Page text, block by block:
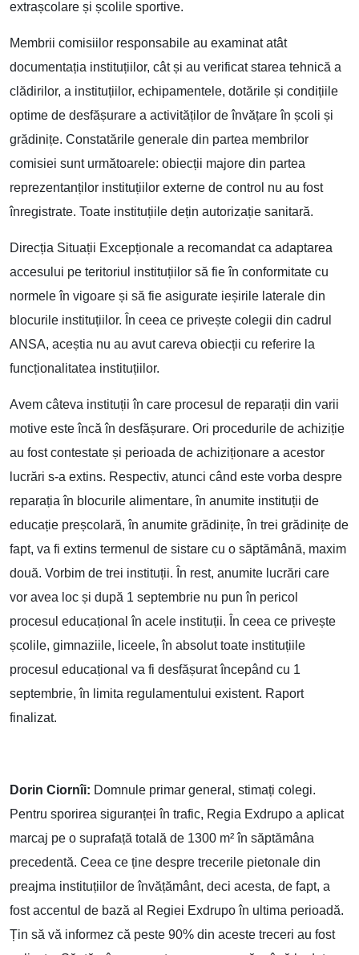
extrașcolare și școlile sportive.
Membrii comisiilor responsabile au examinat atât
documentația instituțiilor, cât și au verificat starea tehnică a
clădirilor, a instituțiilor, echipamentele, dotările și condițiile
optime de desfășurare a activităților de învățare în școli și
grădinițe. Constatările generale din partea membrilor
comisiei sunt următoarele: obiecții majore din partea
reprezentanților instituțiilor externe de control nu au fost
înregistrate. Toate instituțiile dețin autorizație sanitară.
Direcția Situații Excepționale a recomandat ca adaptarea
accesului pe teritoriul instituțiilor să fie în conformitate cu
normele în vigoare și să fie asigurate ieșirile laterale din
blocurile instituțiilor. În ceea ce privește colegii din cadrul
ANSA, aceștia nu au avut careva obiecții cu referire la
funcționalitatea instituțiilor.
Avem câteva instituții în care procesul de reparații din varii
motive este încă în desfășurare. Ori procedurile de achiziție
au fost contestate și perioada de achiziționare a acestor
lucrări s-a extins. Respectiv, atunci când este vorba despre
reparația în blocurile alimentare, în anumite instituții de
educație preșcolară, în anumite grădinițe, în trei grădinițe de
fapt, va fi extins termenul de sistare cu o săptămână, maxim
două. Vorbim de trei instituții. În rest, anumite lucrări care
vor avea loc și după 1 septembrie nu pun în pericol
procesul educațional în acele instituții. În ceea ce privește
școlile, gimnaziile, liceele, în absolut toate instituțiile
procesul educațional va fi desfășurat începând cu 1
septembrie, în limita regulamentului existent. Raport
finalizat.
Dorin Ciornîi: Domnule primar general, stimați colegi.
Pentru sporirea siguranței în trafic, Regia Exdrupo a aplicat
marcaj pe o suprafață totală de 1300 m² în săptămâna
precedentă. Ceea ce ține despre trecerile pietonale din
preajma instituțiilor de învățământ, deci acesta, de fapt, a
fost accentul de bază al Regiei Exdrupo în ultima perioadă.
Țin să vă informez că peste 90% din aceste treceri au fost